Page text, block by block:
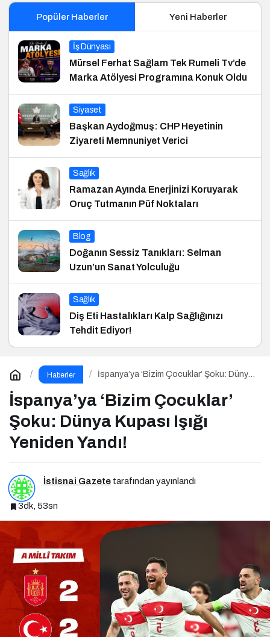
Popüler Haberler Yeni Haberler
İş Dünyası
Mürsel Ferhat Sağlam Tek Rumeli Tv’de
Marka Atölyesi Programına Konuk Oldu
Siyaset
Başkan Aydoğmuş: CHP Heyetinin
Ziyareti Memnuniyet Verici
Sağlık
Ramazan Ayında Enerjinizi Koruyarak
Oruç Tutmanın Püf Noktaları
Blog
Doğanın Sessiz Tanıkları: Selman
Uzun’un Sanat Yolculuğu
Sağlık
Diş Eti Hastalıkları Kalp Sağlığınızı
Tehdit Ediyor!
Haberler
İspanya’ya ‘Bizim Çocuklar’ Şoku: Dünya
İspanya’ya ‘Bizim Çocuklar’
Şoku: Dünya Kupası Işığı
Yeniden Yandı!
İstisnai Gazete tarafından yayınlandı
3dk, 53sn